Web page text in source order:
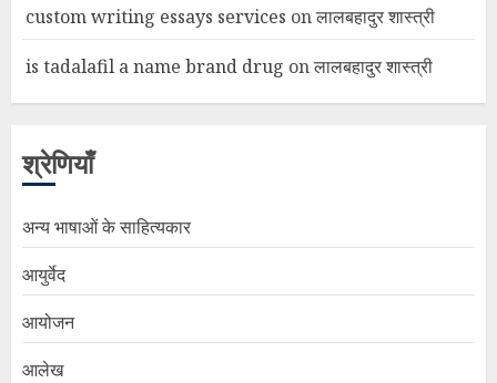
custom writing essays services onलालबहादुर शास्त्री
is tadalafil a name brand drug onलालबहादुर शास्त्री
श्रेणियाँ
अन्य भाषाओं के साहित्यकार
आयुर्वेद
आयोजन
आलेख